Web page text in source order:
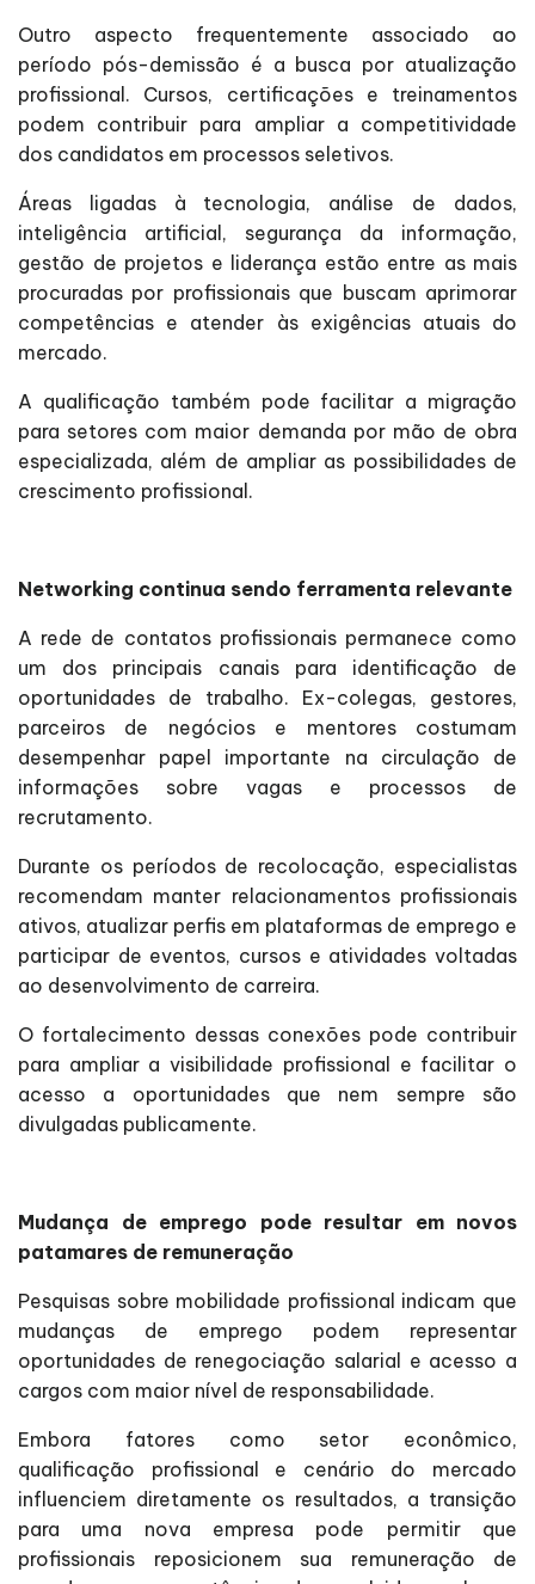
Outro aspecto frequentemente associado ao
período pós-demissão é a busca por atualização
profissional. Cursos, certificações e treinamentos
podem contribuir para ampliar a competitividade
dos candidatos em processos seletivos.
Áreas ligadas à tecnologia, análise de dados,
inteligência artificial, segurança da informação,
gestão de projetos e liderança estão entre as mais
procuradas por profissionais que buscam aprimorar
competências e atender às exigências atuais do
mercado.
A qualificação também pode facilitar a migração
para setores com maior demanda por mão de obra
especializada, além de ampliar as possibilidades de
crescimento profissional.
Networking continua sendo ferramenta relevante
A rede de contatos profissionais permanece como
um dos principais canais para identificação de
oportunidades de trabalho. Ex-colegas, gestores,
parceiros de negócios e mentores costumam
desempenhar papel importante na circulação de
informações sobre vagas e processos de
recrutamento.
Durante os períodos de recolocação, especialistas
recomendam manter relacionamentos profissionais
ativos, atualizar perfis em plataformas de emprego e
participar de eventos, cursos e atividades voltadas
ao desenvolvimento de carreira.
O fortalecimento dessas conexões pode contribuir
para ampliar a visibilidade profissional e facilitar o
acesso a oportunidades que nem sempre são
divulgadas publicamente.
Mudança de emprego pode resultar em novos
patamares de remuneração
Pesquisas sobre mobilidade profissional indicam que
mudanças de emprego podem representar
oportunidades de renegociação salarial e acesso a
cargos com maior nível de responsabilidade.
Embora fatores como setor econômico,
qualificação profissional e cenário do mercado
influenciem diretamente os resultados, a transição
para uma nova empresa pode permitir que
profissionais reposicionem sua remuneração de